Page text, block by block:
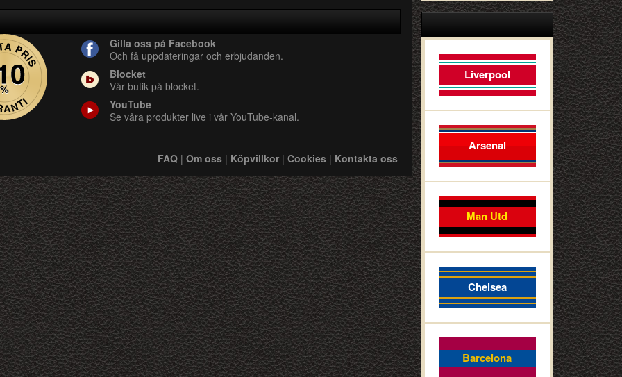
Liverpool
Arsenal
Man Utd
Chelsea
Barcelona
Gilla oss på Facebook
Och få uppdateringar och erbjudanden.
Blocket
Vår butik på blocket.
YouTube
Se våra produkter live i vår YouTube-kanal.
FAQ| Om oss| Köpvillkor| Cookies| Kontakta oss